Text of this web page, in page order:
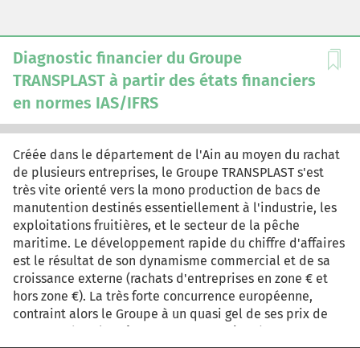
Purrystan et semblent prêts à tout pour remporter cet
appel d'offres. Ils sont soupçonnés d'obtenir leurs
marchés par de généreux plans de corruption. La
situation de l'entreprise, le contexte de ses opérations
et les protagonistes peuvent amener à préconiser des
actions illicites pour sauver l'entreprise...
Diagnostic financier du Groupe
TRANSPLAST à partir des états financiers
en normes IAS/IFRS
Créée dans le département de l'Ain au moyen du rachat
de plusieurs entreprises, le Groupe TRANSPLAST s'est
très vite orienté vers la mono production de bacs de
manutention destinés essentiellement à l'industrie, les
exploitations fruitières, et le secteur de la pêche
maritime. Le développement rapide du chiffre d'affaires
est le résultat de son dynamisme commercial et de sa
croissance externe (rachats d'entreprises en zone € et
hors zone €). La très forte concurrence européenne,
contraint alors le Groupe à un quasi gel de ses prix de
vente, et dans le même temps, on assiste à